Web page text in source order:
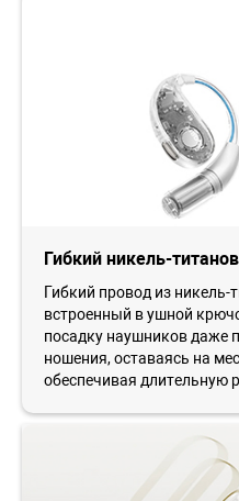
Гибкий никель-
Гибкий провод из никель-
встроенный в ушной
посадку наушников даже
ношения, оставаясь на
обеспечивая длительную